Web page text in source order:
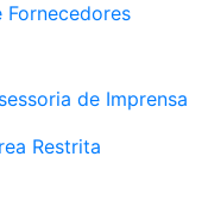
Fornecedores
de Imprensa
Restrita